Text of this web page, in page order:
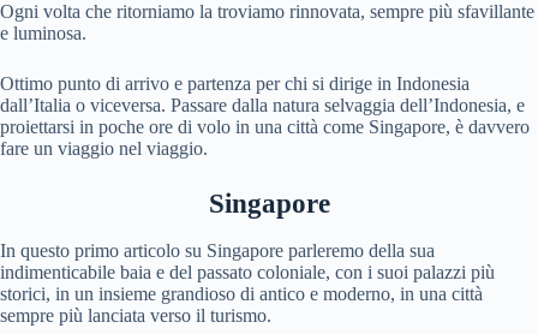
Ogni volta che ritorniamo la troviamo rinnovata, sempre più sfavillante
e luminosa.
Ottimo punto di arrivo e partenza per chi si dirige in Indonesia
dall’Italia o viceversa. Passare dalla natura selvaggia dell’Indonesia, e
proiettarsi in poche ore di volo in una città come Singapore, è davvero
fare un viaggio nel viaggio.
Singapore
In questo primo articolo su Singapore parleremo della sua
indimenticabile baia e del passato coloniale, con i suoi palazzi più
storici, in un insieme grandioso di antico e moderno, in una città
sempre più lanciata verso il turismo.